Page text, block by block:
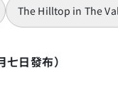
The Hilltop in The
日發布）